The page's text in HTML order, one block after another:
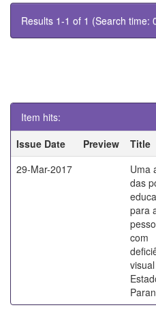
Results 1-1 of 1 (Search time:
Item hits:
Issue Date
Preview Title
29-Mar-2017
Uma
das
para
com